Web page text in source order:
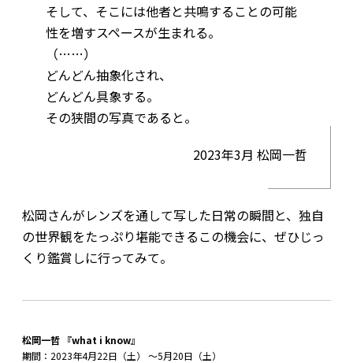
そして、そこには他者と共鳴することの可能
性を増すスペースが生まれる。
（……）
どんどん抽象化され、
どんどん具象する。
その狭間の写真であると。
2023年3月 松岡一哲
松岡さんがレンズを通して写した日常の瞬間と、独自
の世界観をたっぷり堪能できるこの機会に、ぜひじっ
くり鑑賞しに行ってみて。
松岡一哲 『what i know』
期間：2023年4月22日（土） ～5月20日（土）